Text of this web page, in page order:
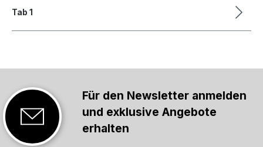
Tab 1
Für den Newsletter anmelden
und exklusive Angebote
erhalten